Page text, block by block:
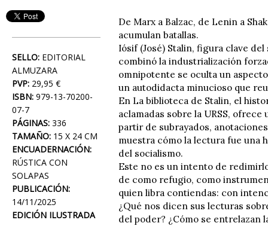
SELLO: EDITORIAL
ALMUZARA
PVP: 29,95 €
ISBN: 979-13-70200-
07-7
PÁGINAS: 336
TAMAÑO: 15 X 24 CM
ENCUADERNACIÓN:
RÚSTICA CON
SOLAPAS
PUBLICACIÓN:
14/11/2025
EDICIÓN ILUSTRADA
De Marx a Balzac, de Lenin a
acumulan batallas.
Iósif (José) Stalin, figura clave
combinó la industrialización
omnipotente se oculta un
un autodidacta minucioso que
En La biblioteca de Stalin, el
aclamadas sobre la URSS,
partir de subrayados,
muestra cómo la lectura fue una
del socialismo.
Este no es un intento de
de como refugio, como
quien libra contiendas: con
¿Qué nos dicen sus lecturas
del poder? ¿Cómo se entrelazan